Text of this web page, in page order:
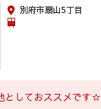
別府市扇山5丁目
としておススメです☆